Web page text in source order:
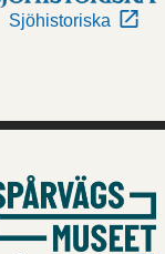
Sjöhistoriska